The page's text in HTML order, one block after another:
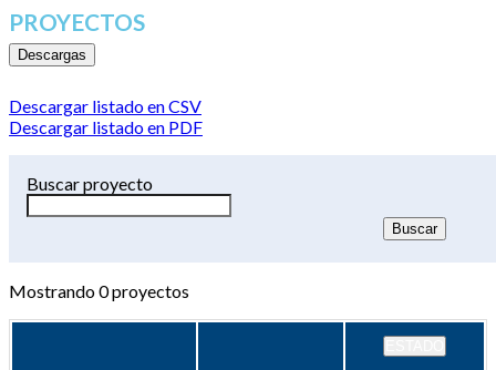
PROYECTOS
Descargas
Descargar listado en CSV
Descargar listado en PDF
Buscar proyecto
Mostrando0proyectos